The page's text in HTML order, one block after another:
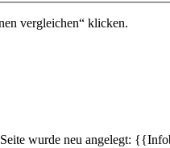
vergleichen“ klicken.
wurde neu angelegt: